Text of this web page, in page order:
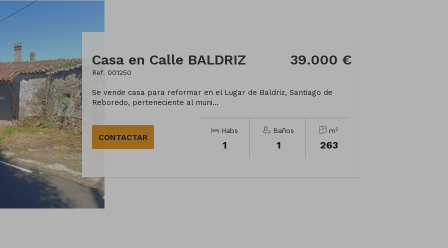
Casa en Calle BALDRIZ
Ref. 001250
39.000 €
Se vende casa para reformar en el Lugar de Baldriz, Santiago de
Reboredo, perteneciente al muni...
CONTACTAR
Habs
1
Baños
1
m2
263